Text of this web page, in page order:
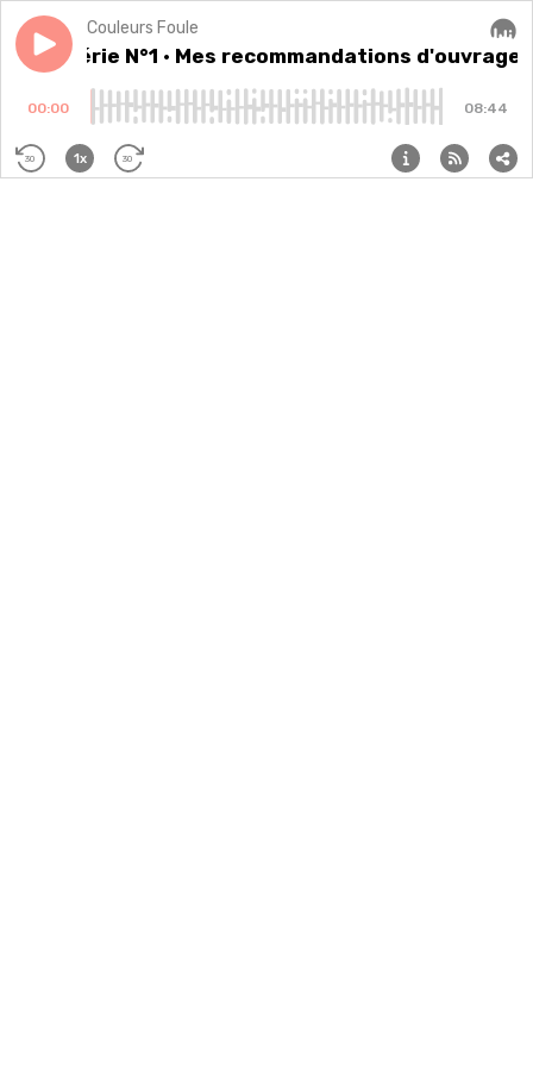
Play episodeHors Série N°1 · Mes recommandations d'ouvrages
Couleurs Foule
Hors Série N°1 · Mes recommandations
00:00 08:44
30 1x 30